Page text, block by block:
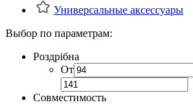
Универсальные аксессуары
Выбор по параметрам:
Роздрібна
От
Совместимость